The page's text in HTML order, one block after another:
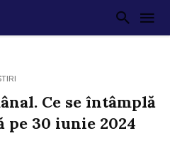
Ce se întâmplă
pe 30 iunie 2024